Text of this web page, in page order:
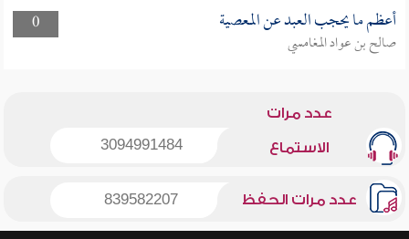
0
أعظم ما يحجب العبد عن المعصية
صالح بن عواد المغامسي
عدد مرات
الاستماع 3094991484
عدد مرات الحفظ 839582207